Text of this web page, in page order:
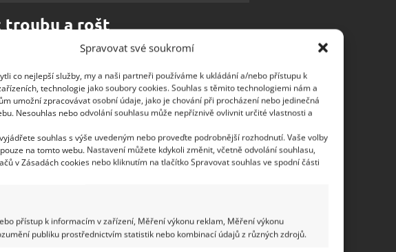
Spravovat své soukromí
co nejlepší služby, my a naši partneři používáme k ukládání a/nebo přístupu k
technologie jako soubory cookies. Souhlas s těmito technologiemi nám a
umožní zpracovávat osobní údaje, jako je chování při procházení nebo jedinečná
Nesouhlas nebo odvolání souhlasu může nepříznivě ovlivnit určité vlastnosti a
souhlas s výše uvedeným nebo proveďte podrobnější rozhodnutí. Vaše volby
na tomto webu. Nastavení můžete kdykoli změnit, včetně odvolání souhlasu,
v Zásadách cookies nebo kliknutím na tlačítko Spravovat souhlas ve spodní části
přístup k informacím v zařízení, Měření výkonu reklam, Měření výkonu
publiku prostřednictvím statistik nebo kombinací údajů z různých zdrojů.
troubu a rošt
a rychle a nezůstaly vám jen špinavé
prostředky:
roztok. Nejdříve rozpusťte jednu kapsli